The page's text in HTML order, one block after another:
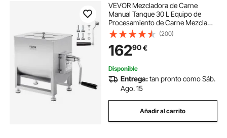
VEVOR Mezcladora de Carne
Manual Tanque 30 L Equipo de
Procesamiento de Carne Mezcla
Máxima 20,4 kg Mezcladora de
Salchichas de Acero Inoxidable
Batidora de Carne con Tapa,
Reductor de Engranajes
(200)
16290€
Disponible
Entrega:tan pronto como Sáb.
Ago. 15
Añadir al carrito